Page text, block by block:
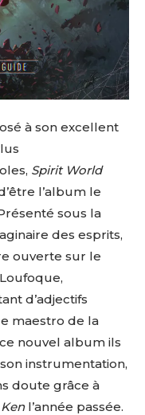
à son excellent
Spirit World
l’album le
sous la
des esprits,
ouverte sur le
d’adjectifs
maestro de la
nouvel album ils
instrumentation,
doute grâce à
l’année passée.